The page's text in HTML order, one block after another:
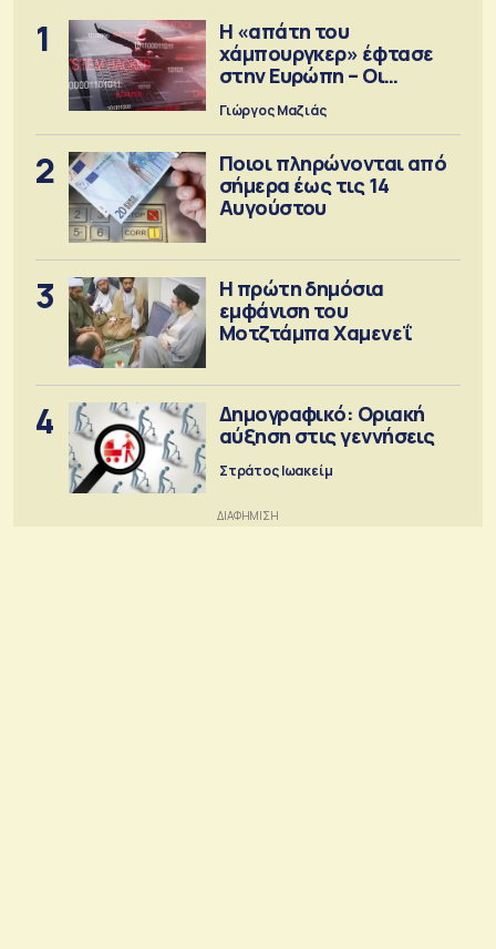
1
Η «απάτη του
χάμπουργκερ» έφτασε
στην Ευρώπη – Οι
προειδοποιήσεις
Γιώργος Μαζιάς
2
Ποιοι πληρώνονται από
σήμερα έως τις 14
Αυγούστου
3
Η πρώτη δημόσια
εμφάνιση του
Μοτζτάμπα Χαμενεΐ
4
Δημογραφικό: Οριακή
αύξηση στις γεννήσεις
Στράτος Ιωακείμ